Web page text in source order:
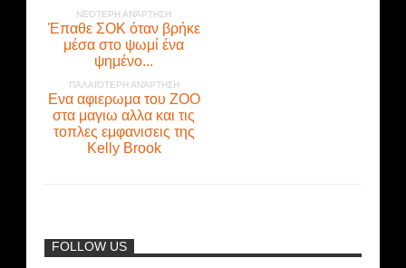
ΝΕΌΤΕΡΗ ΑΝΆΡΤΗΣΗ
Έπαθε ΣΟΚ όταν βρήκε
μέσα στο ψωμί ένα
ψημένο...
ΠΑΛΑΙΌΤΕΡΗ ΑΝΆΡΤΗΣΗ
Eνα αφιερωμα του ΖΟΟ
στα μαγιω αλλα και τις
τοπλες εμφανισεις της
Kelly Brook
FOLLOW US